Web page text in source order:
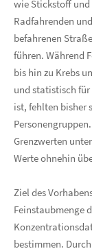
wie Stickstoff und
Radfahrenden
befahrenen
führen. Während
bis hin zu Krebs
und statistisch
ist, fehlten bisher
Grenzwerten
Werte ohnehin
Ziel des
Feinstaubmenge
bestimmen.